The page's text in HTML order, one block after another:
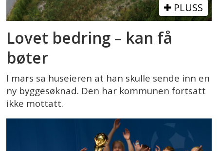
PLUSS
Lovet bedring – kan få
bøter
I mars sa huseieren at han skulle sende inn en
ny byggesøknad. Den har kommunen fortsatt
ikke mottatt.